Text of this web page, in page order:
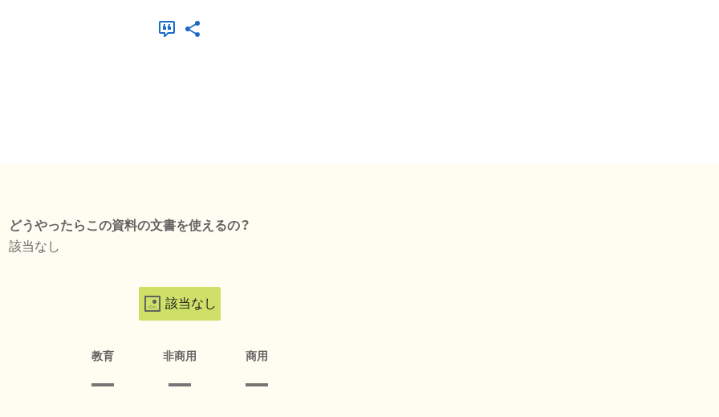
どうやったらこの資料の文書を使えるの？
該当なし
該当なし
教育 非商用 商用